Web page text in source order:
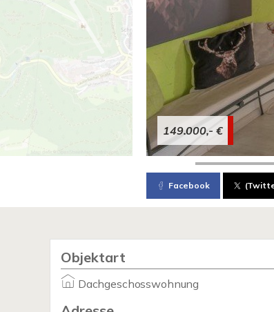
149.000,- €
Facebook
Objektart
Dachgeschosswohnung